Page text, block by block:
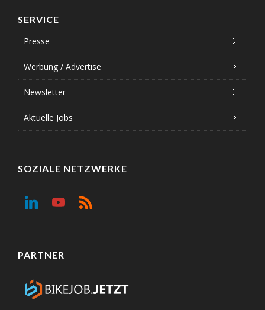
SERVICE
Presse
Werbung / Advertise
Newsletter
Aktuelle Jobs
SOZIALE NETZWERKE
PARTNER